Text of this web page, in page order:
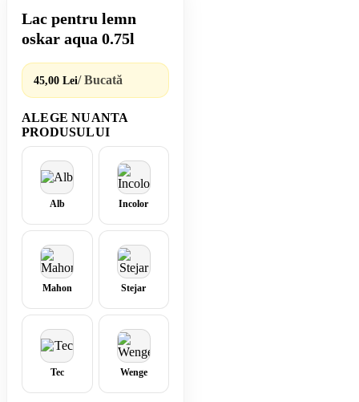
Lac pentru lemn
oskar aqua 0.75l
45,00 Lei/ Bucată
ALEGE NUANTA
PRODUSULUI
Alb Incolor
Mahon Stejar
Tec Wenge